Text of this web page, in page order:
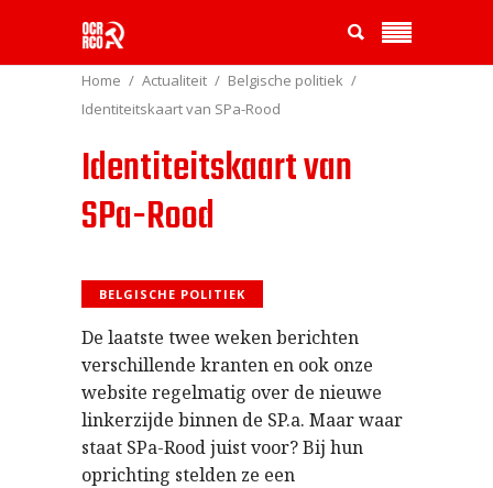
Home Actualiteit
Belgische politiek
Identiteitskaart van SPa-Rood
Identiteitskaart van
SPa-Rood
BELGISCHE POLITIEK
De laatste twee weken berichten
verschillende kranten en ook onze
website regelmatig over de nieuwe
linkerzijde binnen de SP.a. Maar waar
staat SPa-Rood juist voor? Bij hun
oprichting stelden ze een